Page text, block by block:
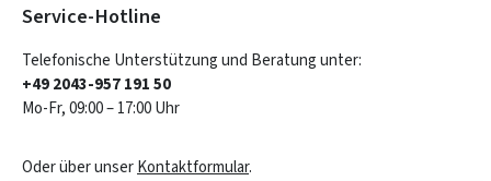
Service-Hotline
Telefonische Unterstützung und Beratung unter:
+49 2043-957 191 50
Mo-Fr, 09:00 – 17:00 Uhr
Oder über unserKontaktformular.